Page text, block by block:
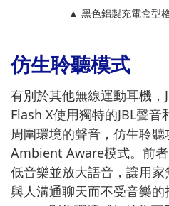
▲ 黑色鋁製充電盒型
仿生聆聽模式
有別於其他無線運動耳機
Flash X使用獨特的JBL聲
周圍環境的聲音，仿生聆
Ambient Aware模式。前
低音樂並放大語音，讓用
與人溝通聊天而不受音樂